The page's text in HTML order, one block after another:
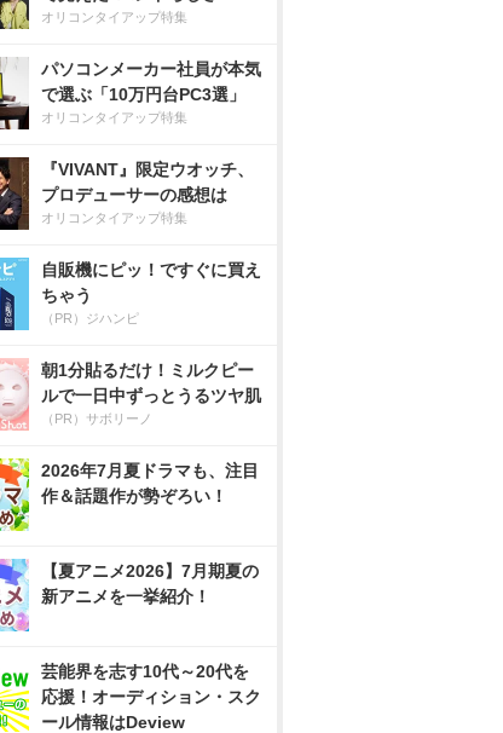
オリコンタイアップ特集
パソコンメーカー社員が本気
で選ぶ「10万円台PC3選」
オリコンタイアップ特集
『VIVANT』限定ウオッチ、
プロデューサーの感想は
オリコンタイアップ特集
自販機にピッ！ですぐに買え
ちゃう
（PR）ジハンピ
朝1分貼るだけ！ミルクピー
ルで一日中ずっとうるツヤ肌
（PR）サボリーノ
2026年7月夏ドラマも、注目
作＆話題作が勢ぞろい！
【夏アニメ2026】7月期夏の
新アニメを一挙紹介！
芸能界を志す10代～20代を
応援！オーディション・スク
ール情報はDeview